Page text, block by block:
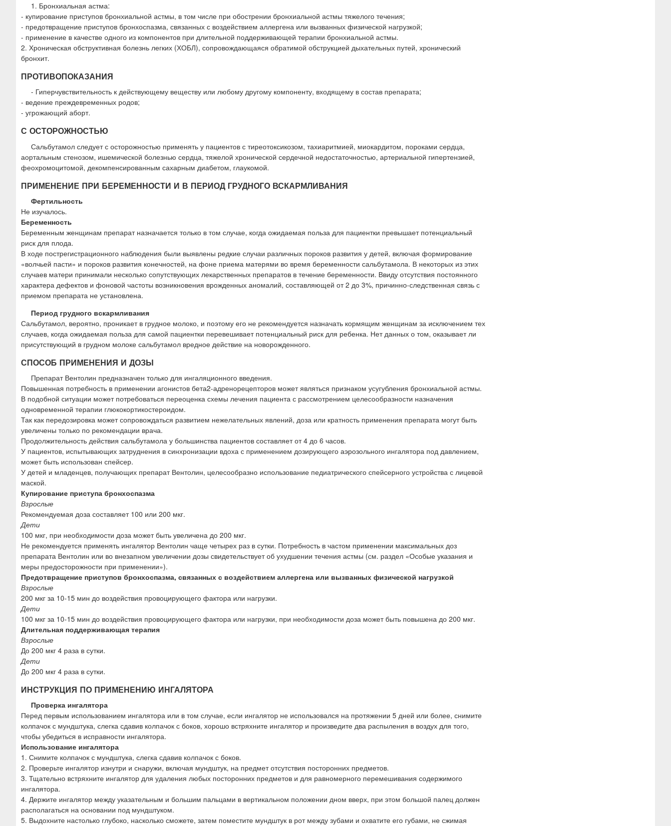
1. Бронхиальная астма:
- купирование приступов бронхиальной астмы, в том числе при обострении бронхиальной астмы тяжелого течения;
- предотвращение приступов бронхоспазма, связанных с воздействием аллергена или вызванных физической нагрузкой;
- применение в качестве одного из компонентов при длительной поддерживающей терапии бронхиальной астмы.
2. Хроническая обструктивная болезнь легких (ХОБЛ), сопровождающаяся обратимой обструкцией дыхательных путей, хронический
бронхит.
ПРОТИВОПОКАЗАНИЯ
- Гиперчувствительность к действующему веществу или любому другому компоненту, входящему в состав препарата;
- ведение преждевременных родов;
- угрожающий аборт.
С ОСТОРОЖНОСТЬЮ
Сальбутамол следует с осторожностью применять у пациентов с тиреотоксикозом, тахиаритмией, миокардитом, пороками сердца,
аортальным стенозом, ишемической болезнью сердца, тяжелой хронической сердечной недостаточностью, артериальной гипертензией,
феохромоцитомой, декомпенсированным сахарным диабетом, глаукомой.
ПРИМЕНЕНИЕ ПРИ БЕРЕМЕННОСТИ И В ПЕРИОД ГРУДНОГО ВСКАРМЛИВАНИЯ
Фертильность
Не изучалось.
Беременность
Беременным женщинам препарат назначается только в том случае, когда ожидаемая польза для пациентки превышает потенциальный
риск для плода.
В ходе пострегистрационного наблюдения были выявлены редкие случаи различных пороков развития у детей, включая формирование
«волчьей пасти» и пороков развития конечностей, на фоне приема матерями во время беременности сальбутамола. В некоторых из этих
случаев матери принимали несколько сопутствующих лекарственных препаратов в течение беременности. Ввиду отсутствия постоянного
характера дефектов и фоновой частоты возникновения врожденных аномалий, составляющей от 2 до 3%, причинно-следственная связь с
приемом препарата не установлена.
Период грудного вскармливания
Сальбутамол, вероятно, проникает в грудное молоко, и поэтому его не рекомендуется назначать кормящим женщинам за исключением тех
случаев, когда ожидаемая польза для самой пациентки перевешивает потенциальный риск для ребенка. Нет данных о том, оказывает ли
присутствующий в грудном молоке сальбутамол вредное действие на новорожденного.
СПОСОБ ПРИМЕНЕНИЯ И ДОЗЫ
Препарат Вентолин предназначен только для ингаляционного введения.
Повышенная потребность в применении агонистов бета2-адренорецепторов может являться признаком усугубления бронхиальной астмы.
В подобной ситуации может потребоваться переоценка схемы лечения пациента с рассмотрением целесообразности назначения
одновременной терапии глюкокортикостероидом.
Так как передозировка может сопровождаться развитием нежелательных явлений, доза или кратность применения препарата могут быть
увеличены только по рекомендации врача.
Продолжительность действия сальбутамола у большинства пациентов составляет от 4 до 6 часов.
У пациентов, испытывающих затруднения в синхронизации вдоха с применением дозирующего аэрозольного ингалятора под давлением,
может быть использован спейсер.
У детей и младенцев, получающих препарат Вентолин, целесообразно использование педиатрического спейсерного устройства с лицевой
маской.
Купирование приступа бронхоспазма
Взрослые
Рекомендуемая доза составляет 100 или 200 мкг.
Дети
100 мкг, при необходимости доза может быть увеличена до 200 мкг.
Не рекомендуется применять ингалятор Вентолин чаще четырех раз в сутки. Потребность в частом применении максимальных доз
препарата Вентолин или во внезапном увеличении дозы свидетельствует об ухудшении течения астмы (см. раздел «Особые указания и
меры предосторожности при применении»).
Предотвращение приступов бронхоспазма, связанных с воздействием аллергена или вызванных физической нагрузкой
Взрослые
200 мкг за 10-15 мин до воздействия провоцирующего фактора или нагрузки.
Дети
100 мкг за 10-15 мин до воздействия провоцирующего фактора или нагрузки, при необходимости доза может быть повышена до 200 мкг.
Длительная поддерживающая терапия
Взрослые
До 200 мкг 4 раза в сутки.
Дети
До 200 мкг 4 раза в сутки.
ИНСТРУКЦИЯ ПО ПРИМЕНЕНИЮ ИНГАЛЯТОРА
Проверка ингалятора
Перед первым использованием ингалятора или в том случае, если ингалятор не использовался на протяжении 5 дней или более, снимите
колпачок с мундштука, слегка сдавив колпачок с боков, хорошо встряхните ингалятор и произведите два распыления в воздух для того,
чтобы убедиться в исправности ингалятора.
Использование ингалятора
1. Снимите колпачок с мундштука, слегка сдавив колпачок с боков.
2. Проверьте ингалятор изнутри и снаружи, включая мундштук, на предмет отсутствия посторонних предметов.
3. Тщательно встряхните ингалятор для удаления любых посторонних предметов и для равномерного перемешивания содержимого
ингалятора.
4. Держите ингалятор между указательным и большим пальцами в вертикальном положении дном вверх, при этом большой палец должен
располагаться на основании под мундштуком.
5. Выдохните настолько глубоко, насколько сможете, затем поместите мундштук в рот между зубами и охватите его губами, не сжимая